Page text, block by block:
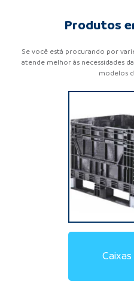
Produtos
Se você está procurando por
atende melhor às necessidades
modelos
Estrado
Locação de
Locação
Locação
Locação
Pallets de
Pallets
Pallets
Racks